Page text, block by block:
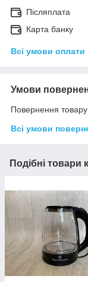
Післяплата
Карта банку
Всі умови оплати
Умови
Повернення
Всі умови
Подібні товари